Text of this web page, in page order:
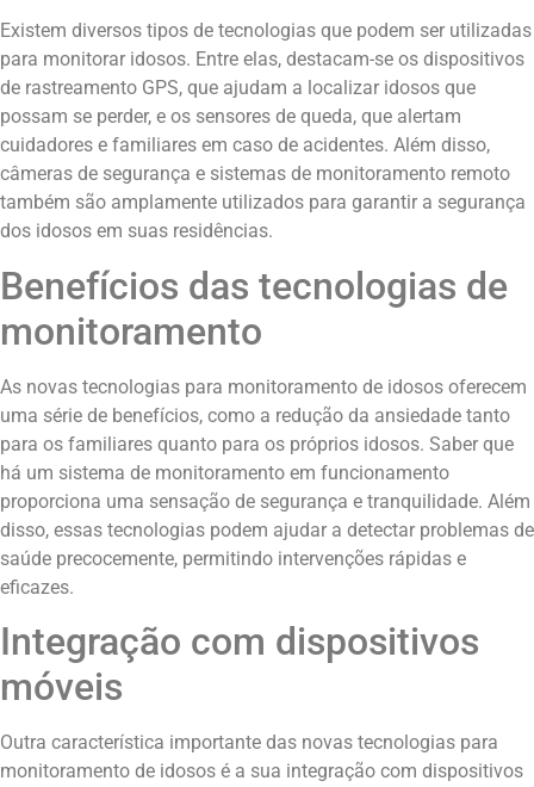
Existem diversos tipos de tecnologias que podem ser utilizadas
para monitorar idosos. Entre elas, destacam-se os dispositivos
de rastreamento GPS, que ajudam a localizar idosos que
possam se perder, e os sensores de queda, que alertam
cuidadores e familiares em caso de acidentes. Além disso,
câmeras de segurança e sistemas de monitoramento remoto
também são amplamente utilizados para garantir a segurança
dos idosos em suas residências.
Benefícios das tecnologias de
monitoramento
As novas tecnologias para monitoramento de idosos oferecem
uma série de benefícios, como a redução da ansiedade tanto
para os familiares quanto para os próprios idosos. Saber que
há um sistema de monitoramento em funcionamento
proporciona uma sensação de segurança e tranquilidade. Além
disso, essas tecnologias podem ajudar a detectar problemas de
saúde precocemente, permitindo intervenções rápidas e
eficazes.
Integração com dispositivos
móveis
Outra característica importante das novas tecnologias para
monitoramento de idosos é a sua integração com dispositivos